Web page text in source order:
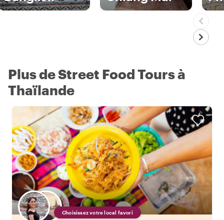
Plus de Street Food Tours à
Thaïlande
Choisissez votre local favori